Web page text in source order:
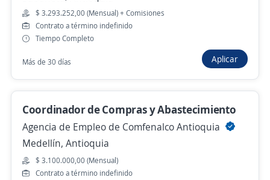
$ 1.750.000,00 (Mensual)
Hace 3 horas
Oficial eléctrico
AGENCIA DE EMPLEO COMFAMA
$ 1.750.000,00 (Mensual)
Hace 3 horas
$ 3.293.252,00 (Mensual) + Comisiones
Contrato a término indefinido
Tiempo Completo
Más de 30 días Aplicar
Coordinador de Compras y Abastecimiento
Agencia de Empleo de Comfenalco Antioquia
Medellín, Antioquia
$ 3.100.000,00 (Mensual)
Contrato a término indefinido